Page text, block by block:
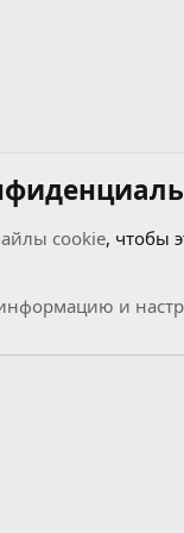
cookie, чтобы
и